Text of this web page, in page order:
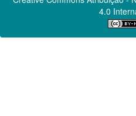
4.0